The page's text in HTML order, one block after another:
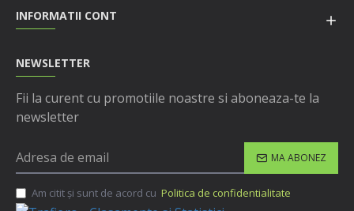
INFORMATII CONT
NEWSLETTER
Fii la curent cu promotiile noastre si aboneaza-te la
newsletter
MA ABONEZ
Am citit şi sunt de acord cu Politica de confidentialitate